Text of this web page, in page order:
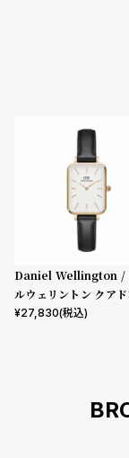
Daniel Wellington /
ルウェリントン クア
フィールド ローズゴー
¥27,830(税込)